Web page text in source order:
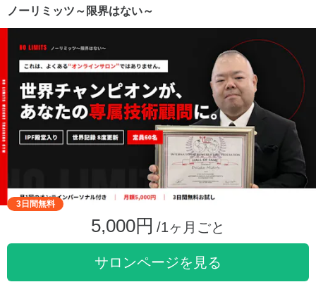
ノーリミッツ～限界はない～
3日間無料
5,000円 /1ヶ月ごと
サロンページを見る